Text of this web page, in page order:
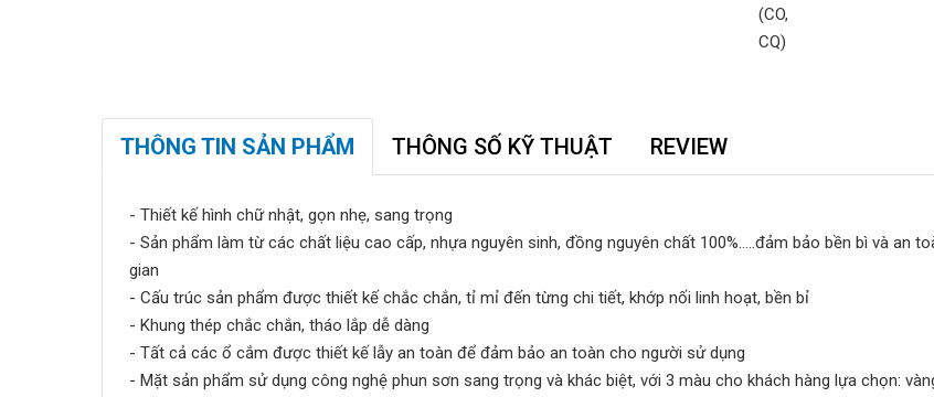
THÔNG TIN SẢN PHẨM THÔNG SỐ KỸ THUẬT REVIEW
- Thiết kế hình chữ nhật, gọn nhẹ, sang trọng
- Sản phẩm làm từ các chất liệu cao cấp, nhựa nguyên sinh, đồng nguyên chất 100%.....đảm bảo bền bì và an
gian
- Cấu trúc sản phẩm được thiết kế chắc chắn, tỉ mỉ đến từng chi tiết, khớp nối linh hoạt, bền bỉ
- Khung thép chắc chắn, tháo lắp dễ dàng
- Tất cả các ổ cắm được thiết kế lẫy an toàn để đảm bảo an toàn cho người sử dụng
- Mặt sản phẩm sử dụng công nghệ phun sơn sang trọng và khác biệt, với 3 màu cho khách hàng lựa chọn: